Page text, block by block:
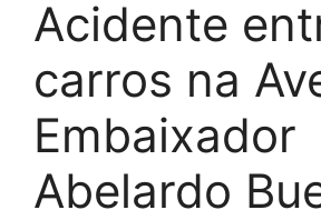
Acidente
carros na
Embaixador
Abelardo